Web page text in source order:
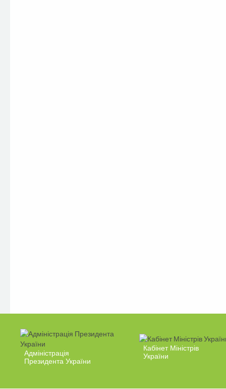
Адміністрація
Президента України
Кабінет Міністрів
України